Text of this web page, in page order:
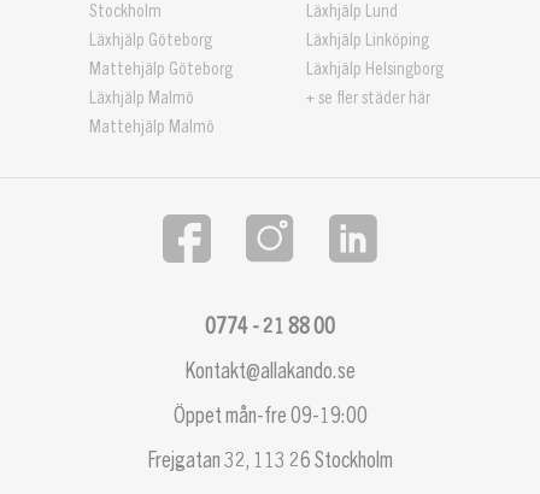
Stockholm
Läxhjälp Göteborg
Mattehjälp Göteborg
Läxhjälp Malmö
Mattehjälp Malmö
Läxhjälp Lund
Läxhjälp Linköping
Läxhjälp Helsingborg
+ se fler städer här
Kontakt@allakando.se
0774 - 21 88 00
Öppet mån-fre 09-19:00
Frejgatan 32, 113 26 Stockholm